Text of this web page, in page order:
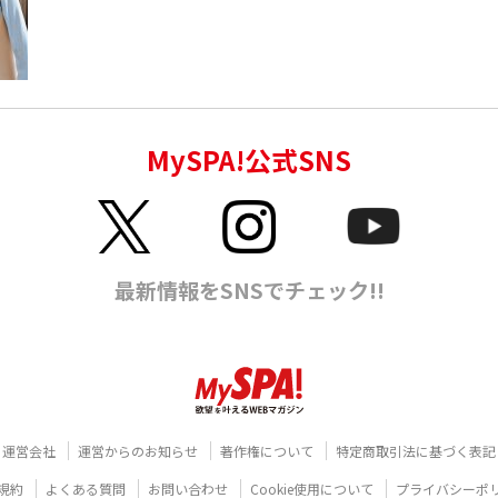
運営会社 運営からのお知らせ 著作権について
特定商取引法に基づく表記
約
よくある質問 お問い合わせ Cookie使用について プライバシーポ